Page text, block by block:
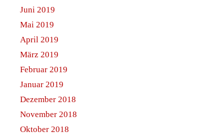
Juni 2019
Mai 2019
April 2019
März 2019
Februar 2019
Januar 2019
Dezember 2018
November 2018
Oktober 2018